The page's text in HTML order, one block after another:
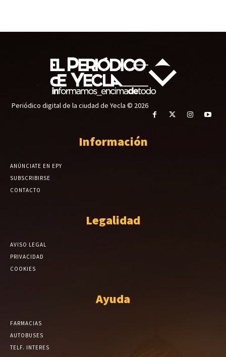
Periódico digital de la ciudad de Yecla © 2026
Información
ANÚNCIATE EN EPY
SUBSCRIBIRSE
CONTACTO
Legalidad
AVISO LEGAL
PRIVACIDAD
COOKIES
Ayuda
FARMACIAS
AUTOBUSES
TELF. INTERES